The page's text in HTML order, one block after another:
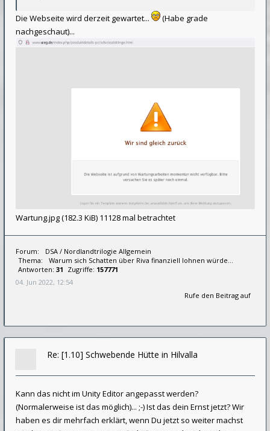
Die Webseite wird derzeit gewartet...
(Habe grade
nachgeschaut)...
Wartung.jpg (182.3 KiB) 11128 mal betrachtet
Forum:
DSA / Nordlandtrilogie Allgemein
Thema:
Warum sich Schatten über Riva finanziell lohnen würde...
Antworten: 31 Zugriffe: 157771
04. Jun 2022, 12:54
Rufe den Beitrag auf
Re: [1.10] Schwebende Hütte in Hilvalla
Kann das nicht im Unity Editor angepasst werden?
(Normalerweise ist das möglich)... ;-) Ist das dein Ernst jetzt? Wir
haben es dir mehrfach erklärt, wenn Du jetzt so weiter machst